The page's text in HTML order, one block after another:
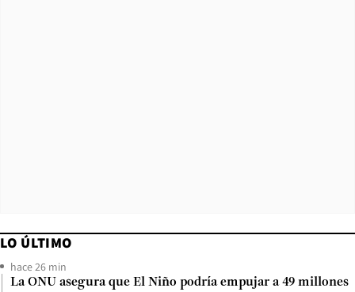
LO ÚLTIMO
hace 26 min
La ONU asegura que El Niño podría empujar a 49 millones